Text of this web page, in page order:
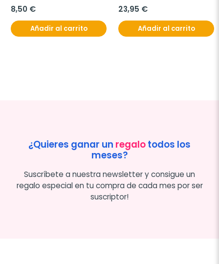
8,50 €
Añadir al carrito
23,95 €
Añadir al carrito
¿Quieres ganar un regalotodos los
meses?
Suscríbete a nuestra newsletter y consigue un
regalo especial en tu compra de cada mes por ser
suscriptor!